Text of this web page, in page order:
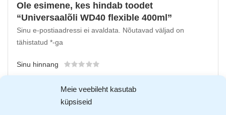
Meie veebileht kasutab
küpsiseid
Ole esimene, kes hindab toodet
“Universaalõli WD40 flexible 400ml”
Sinu e-postiaadressi ei avaldata.
Nõutavad väljad on
tähistatud *-ga
Sinu hinnang